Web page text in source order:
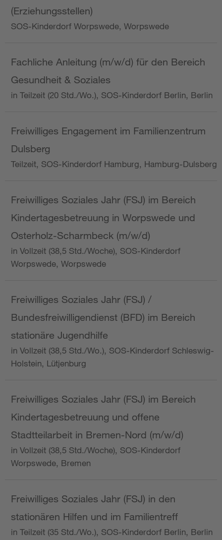
(Erziehungsstellen)
SOS-Kinderdorf Worpswede, Worpswede
Fachliche Anleitung (m/w/d) für den Bereich
Gesundheit & Soziales
in Teilzeit (20 Std./Wo.), SOS-Kinderdorf Berlin, Berlin
Freiwilliges Engagement im Familienzentrum
Dulsberg
Teilzeit, SOS-Kinderdorf Hamburg, Hamburg-Dulsberg
Freiwilliges Soziales Jahr (FSJ) im Bereich
Kindertagesbetreuung in Worpswede und
Osterholz-Scharmbeck (m/w/d)
in Vollzeit (38,5 Std./Woche), SOS-Kinderdorf
Worpswede, Worpswede
Freiwilliges Soziales Jahr (FSJ) /
Bundesfreiwilligendienst (BFD) im Bereich
stationäre Jugendhilfe
in Vollzeit (38,5 Std./Wo.), SOS-Kinderdorf Schleswig-
Holstein, Lütjenburg
Freiwilliges Soziales Jahr (FSJ) im Bereich
Kindertagesbetreuung und offene
Stadtteilarbeit in Bremen-Nord (m/w/d)
in Vollzeit (38,5 Std./Woche), SOS-Kinderdorf
Worpswede, Bremen
Freiwilliges Soziales Jahr (FSJ) in den
stationären Hilfen und im Familientreff
in Teilzeit (35 Std./Wo.), SOS-Kinderdorf Berlin, Berlin